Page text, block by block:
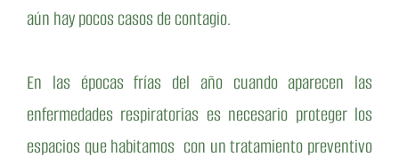
aún hay pocos casos de contagio.
En las épocas frías del año cuando aparecen las
enfermedades respiratorias es necesario proteger los
espacios que habitamos con un tratamiento preventivo